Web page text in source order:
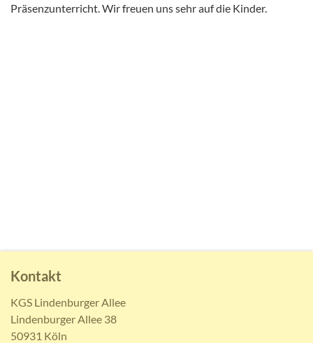
Präsenzunterricht. Wir freuen uns sehr auf die Kinder.
Kontakt
KGS Lindenburger Allee
Lindenburger Allee 38
50931 Köln